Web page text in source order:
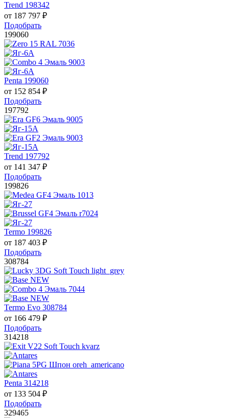
Trend 198342
от 187 797 ₽
Подобрать
199060
Penta 199060
от 152 854 ₽
Подобрать
197792
Trend 197792
от 141 347 ₽
Подобрать
199826
Termo 199826
от 187 403 ₽
Подобрать
308784
Termo Evo 308784
от 166 479 ₽
Подобрать
314218
Penta 314218
от 133 504 ₽
Подобрать
329465